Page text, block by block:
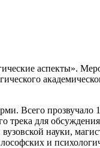
аспекты».
Всего прозвучало
для обсуждения
науки,
и